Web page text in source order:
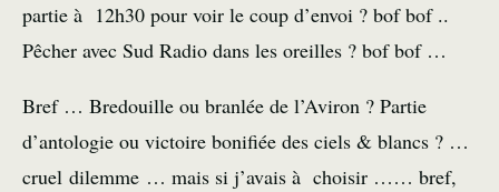
partie à 12h30 pour voir le coup d’envoi ? bof bof ..
Pêcher avec Sud Radio dans les oreilles ? bof bof …
Bref … Bredouille ou branlée de l’Aviron ? Partie
d’antologie ou victoire bonifiée des ciels & blancs ? …
cruel dilemme … mais si j’avais à choisir …… bref,